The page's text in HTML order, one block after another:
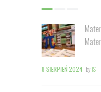
8 SIERPIEŃ 2024 by IS